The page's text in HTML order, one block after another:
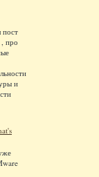
пост
про
и